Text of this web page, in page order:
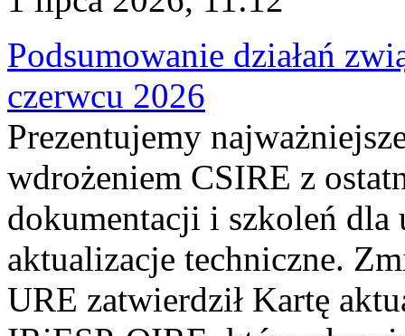
Podsumowanie działań
czerwcu 2026
Prezentujemy
wdrożeniem CSIRE z
dokumentacji i szkoleń
aktualizacje techniczne.
URE zatwierdził Kartę